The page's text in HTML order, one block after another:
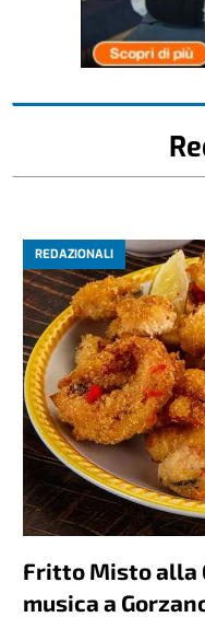
REDAZIONALI
Fritto Misto alla
musica a